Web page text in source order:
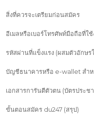
สิ่งที่ควรจะเตรียมก่อนสมัคร
อีเมลหรือเบอร์โทรศัพท์มือถือที่ใช้
รหัสผ่านที่แข็งแรง (ผสมตัวอักษ
บัญชีธนาคารหรือ e-wallet สำห
เอกสารการันตีตัวตน (บัตรประช
ขั้นตอนสมัคร du247 (สรุป)